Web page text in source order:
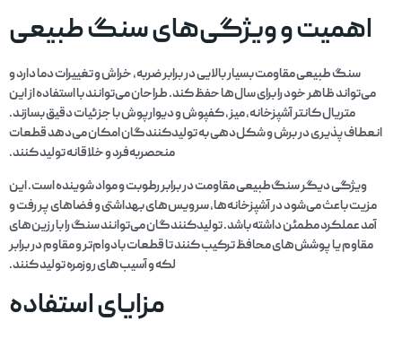
اهمیت و ویژگی‌های سنگ طبیعی
سنگ طبیعی مقاومت بسیار بالایی در برابر ضربه، خراش و تغییرات دما دارد و
می‌تواند ظاهر خود را برای سال‌ها حفظ کند. طراحان می‌توانند با استفاده از این
متریال کانتر آشپزخانه، میز، کفپوش و دیوارپوش با جزئیات دقیق بسازند.
انعطاف‌پذیری در برش و شکل‌دهی به تولیدکنندگان امکان می‌دهد قطعات
منحصربه‌فرد و خلاقانه تولید کنند.
ویژگی دیگر سنگ‌طبیعی مقاومت در برابر رطوبت و مواد شوینده است. این
مزیت باعث می‌شود در آشپزخانه‌ها، سرویس‌های بهداشتی و فضاهای پر رفت و
آمد عملکرد مطمئن داشته باشد. تولیدکنندگان می‌توانند سنگ را با رزین‌های
مقاوم یا پوشش‌های محافظ ترکیب کنند تا قطعات بادوام‌تر و مقاوم در برابر
لکه و آسیب‌های روزمره تولید کنند.
مزایای استفاده